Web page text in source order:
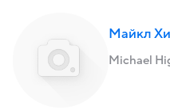
Майкл
Michael